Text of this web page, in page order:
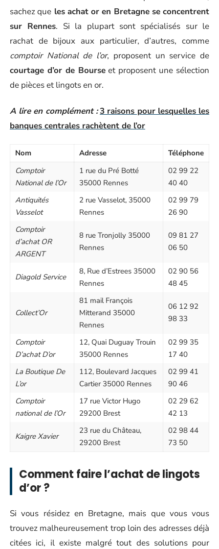
sachez que les achat or en Bretagne se concentrent
sur Rennes. Si la plupart sont spécialisés sur le
rachat de bijoux aux particulier, d’autres, comme
comptoir National de l’or, proposent un service de
courtage d’or de Bourseet proposent une sélection
de pièces et lingots en or.
A lire en complément :3 raisons pour lesquelles les
banques centrales rachètent de l’or
Nom Adresse
Téléphone
Comptoir
National de l’Or
1 rue du Pré Botté
35000 Rennes
02 99 22
40 40
Antiquités
Vasselot
2 rue Vasselot, 35000
Rennes
02 99 79
26 90
Comptoir
d’achat OR
ARGENT
8 rue Tronjolly 35000
Rennes
09 81 27
06 50
Diagold Service
8, Rue d’Estrees 35000
Rennes
02 90 56
48 45
Collect’Or
81 mail François
Mitterand 35000
Rennes
06 12 92
98 33
Comptoir
D’achat D’or
12, Quai Duguay Trouin
35000 Rennes
02 99 35
17 40
La Boutique De
L’or
112, Boulevard Jacques
Cartier 35000 Rennes
02 99 41
90 46
Comptoir
national de l’Or
17 rue Victor Hugo
29200 Brest
02 29 62
42 13
Kaigre Xavier
23 rue du Château,
29200 Brest
02 98 44
73 50
Comment faire l’achat de lingots
d’or ?
Si vous résidez en Bretagne, mais que vous vous
trouvez malheureusement trop loin des adresses déjà
citées ici, il existe malgré tout des solutions pour